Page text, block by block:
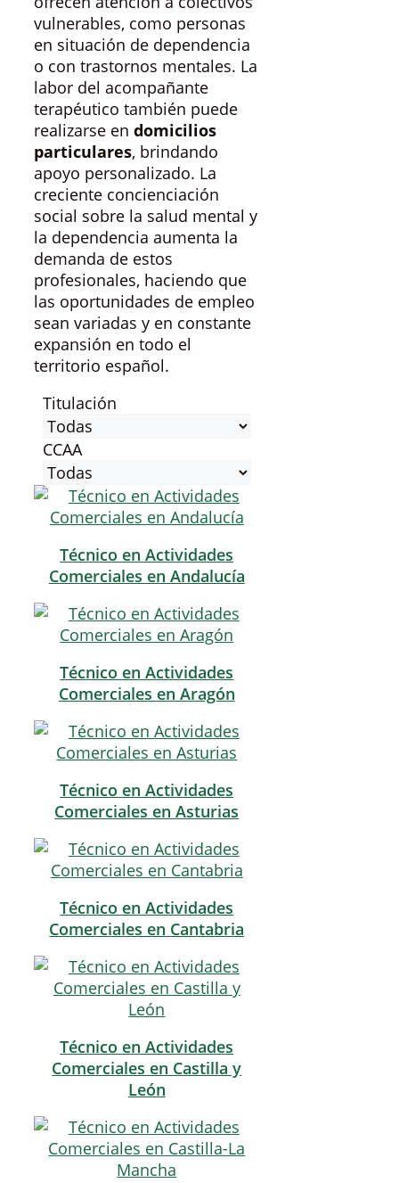
vulnerables, como personas
en situación de dependencia
o con trastornos mentales. La
labor del acompañante
terapéutico también puede
realizarse en domicilios
particulares, brindando
apoyo personalizado. La
creciente concienciación
social sobre la salud mental y
la dependencia aumenta la
demanda de estos
profesionales, haciendo que
las oportunidades de empleo
sean variadas y en constante
expansión en todo el
territorio español.
Titulación
CCAA
Técnico en Actividades
Comerciales en Andalucía
Técnico en Actividades
Comerciales en Aragón
Técnico en Actividades
Comerciales en Asturias
Técnico en Actividades
Comerciales en Cantabria
Técnico en Actividades
Comerciales en Castilla y
León